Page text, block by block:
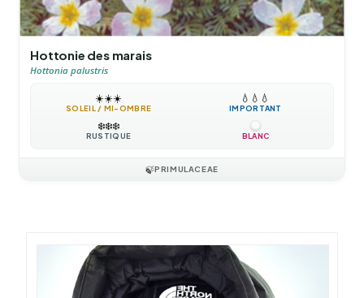
Hottonie des marais
Hottonia palustris
☀️☀️☀️
SOLEIL / MI-OMBRE
💧 💧 💧
IMPORTANT
❄️❄️❄️
RUSTIQUE BLANC
🍃PRIMULACEAE